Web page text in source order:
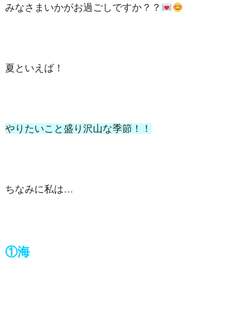
みなさまいかがお過ごしですか？？
夏といえば！
やりたいこと盛り沢山な季節！！
ちなみに私は…
①海